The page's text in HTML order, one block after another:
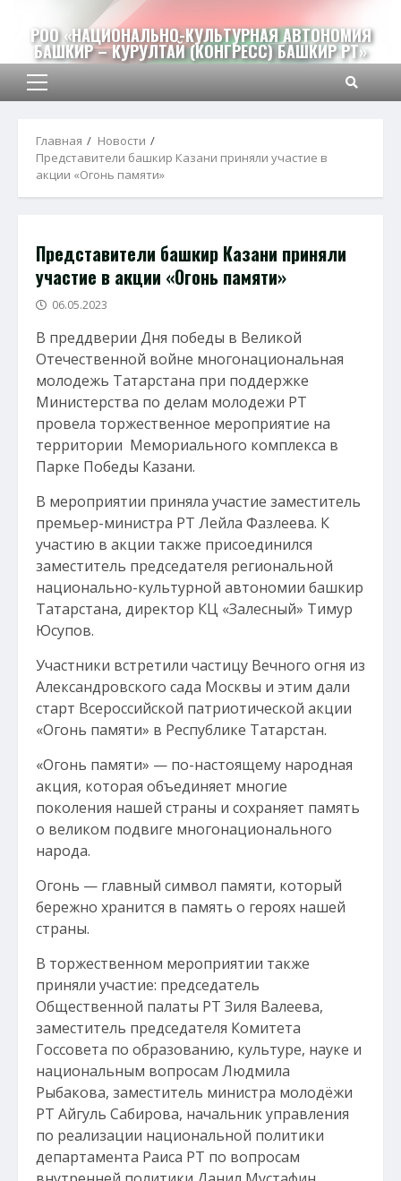
содержимому
РОО «НАЦИОНАЛЬНО-КУЛЬТУРНАЯ АВТОНОМИЯ
БАШКИР – КУРУЛТАЙ (КОНГРЕСС) БАШКИР РТ»
Основное
Главная
Новости
Представители башкир Казани приняли участие в
акции «Огонь памяти»
Представители башкир Казани приняли
участие в акции «Огонь памяти»
06.05.2023
В преддверии Дня победы в Великой
Отечественной войне многонациональная
молодежь Татарстана при поддержке
Министерства по делам молодежи РТ
провела торжественное мероприятие на
территории Мемориального комплекса в
Парке Победы Казани.
В мероприятии приняла участие заместитель
премьер-министра РТ Лейла Фазлеева. К
участию в акции также присоединился
заместитель председателя региональной
национально-культурной автономии башкир
Татарстана, директор КЦ «Залесный» Тимур
Юсупов.
Участники встретили частицу Вечного огня из
Александровского сада Москвы и этим дали
старт Всероссийской патриотической акции
«Огонь памяти» в Республике Татарстан.
«Огонь памяти» — по-настоящему народная
акция, которая объединяет многие
поколения нашей страны и сохраняет память
о великом подвиге многонационального
народа.
Огонь — главный символ памяти, который
бережно хранится в память о героях нашей
страны.
В торжественном мероприятии также
приняли участие: председатель
Общественной палаты РТ Зиля Валеева,
заместитель председателя Комитета
Госсовета по образованию, культуре, науке и
национальным вопросам Людмила
Рыбакова, заместитель министра молодёжи
РТ Айгуль Сабирова, начальник управления
по реализации национальной политики
департамента Раиса РТ по вопросам